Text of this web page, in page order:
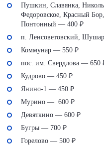
Пушкин, Славянка,
Федоровское, Красный
Понтонный — 400 ₽
п. Ленсоветовский,
Коммунар — 550 ₽
пос. им. Свердлова — 650
Кудрово — 450 ₽
Янино-1 — 450 ₽
Мурино — 600 ₽
Девяткино — 600 ₽
Бугры — 700 ₽
Горелово — 500 ₽